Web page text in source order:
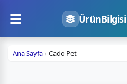
ÜrünBilgisi
Ana Sayfa Cado Pet